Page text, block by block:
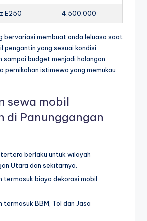
E250 4.500.000
bervariasi membuat anda leluasa saat
pengantin yang sesuai kondisi
sampai budget menjadi halangan
pernikahan istimewa yang memukau
sewa mobil
di Panunggangan
berlaku untuk wilayah
Utara dan sekitarnya.
termasuk biaya dekorasi mobil
termasuk BBM, Tol dan Jasa